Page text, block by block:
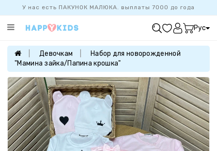
У нас есть ПАКУНОК МАЛЮКА. выплаты 7000 до года
Категории
ПРОДАЖ
БАЗОВАЯ
КОЛЛЕКЦИЯ
ДЕВОЧКАМ
МАЛЬЧИКАМ
НОВОРОЖДЕННЫМ
FAMILYLOOK
Рус
Девочкам
Набор для новорожденной
"Мамина зайка/Папина крошка"